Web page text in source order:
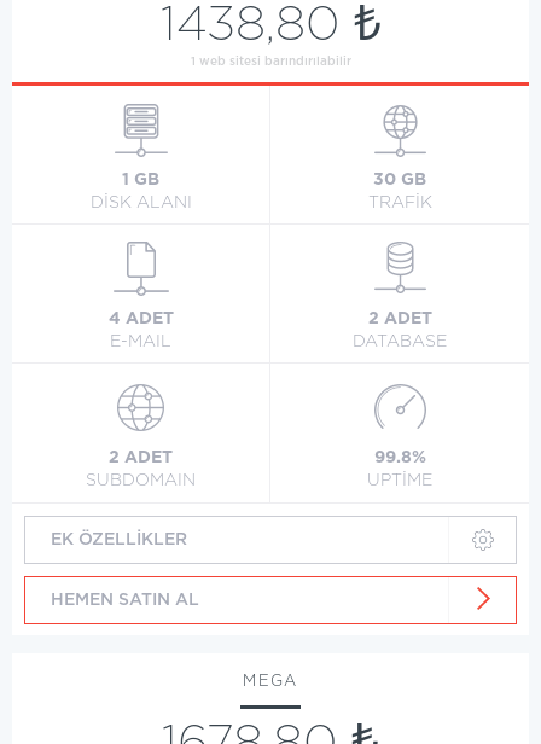
1438,80 ₺
1 web sitesi barındırılabilir
1 GB
DİSK ALANI
30 GB
TRAFİK
4 ADET
E-MAIL
2 ADET
DATABASE
2 ADET
SUBDOMAIN
99.8%
UPTİME
EK ÖZELLİKLER
HEMEN SATIN AL
MEGA